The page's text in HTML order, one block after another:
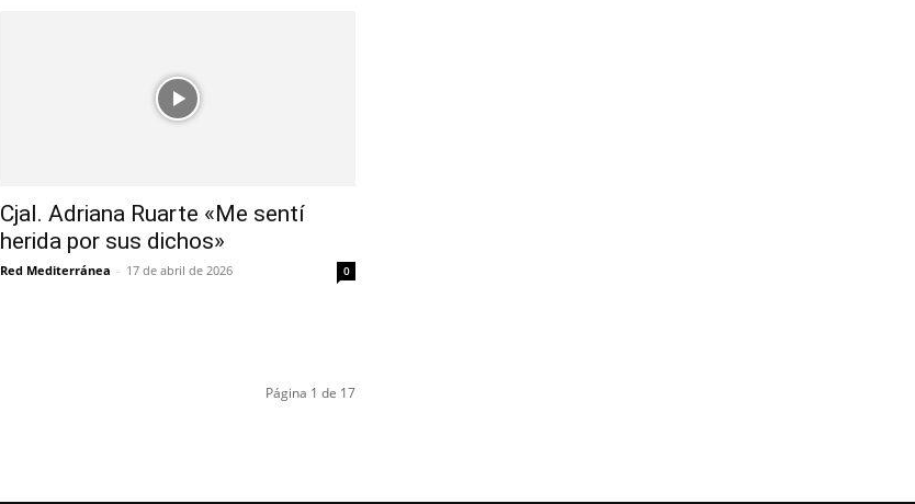
Cjal. Adriana Ruarte «Me sentí
herida por sus dichos»
Red Mediterránea - 17 de abril de 2026 0
Página 1 de 17